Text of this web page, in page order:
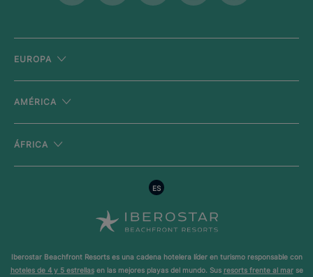
EUROPA
AMÉRICA
ÁFRICA
ES
Iberostar Beachfront Resorts es una cadena hotelera líder en turismo responsable con
hoteles de 4 y 5 estrellasen las mejores playas del mundo. Sus resorts frente al marse